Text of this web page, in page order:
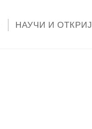
НАУЧИ И ОТКРИЈ